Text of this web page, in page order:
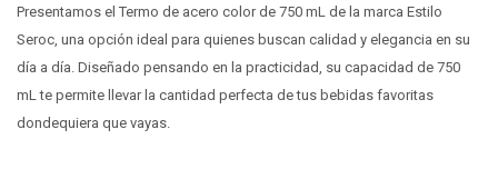
Presentamos el Termo de acero color de 750 mL de la marca Estilo
Seroc, una opción ideal para quienes buscan calidad y elegancia en su
día a día. Diseñado pensando en la practicidad, su capacidad de 750
mL te permite llevar la cantidad perfecta de tus bebidas favoritas
dondequiera que vayas.